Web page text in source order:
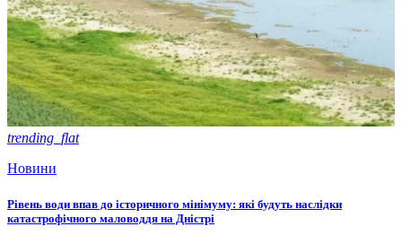
trending_flat
Новини
Рівень води впав до історичного мінімуму: які будуть наслідки
катастрофічного маловоддя на Дністрі